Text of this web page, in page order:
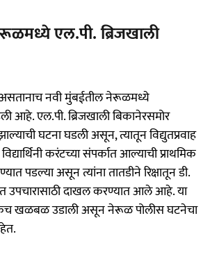
एल.पी. ब्रिजखाली
नवी मुंबईतील नेरूळमध्ये
आहे. एल.पी. ब्रिजखाली बिकानेरसमोर
घटना घडली असून, त्यातून विद्युतप्रवाह
करंटच्या संपर्कात आल्याची प्राथमिक
पडल्या असून त्यांना तातडीने रिक्षातून डी.
उपचारासाठी दाखल करण्यात आले आहे. या
खळबळ उडाली असून नेरूळ पोलीस घटनेचा